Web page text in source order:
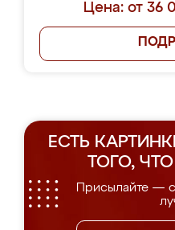
Цена: от 36
ЕСТЬ
ТОГО,
Присылайте —